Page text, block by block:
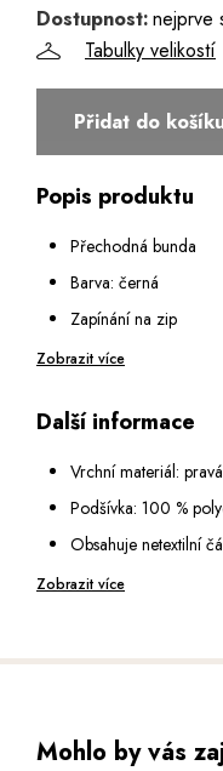
42 - Poslední 3
48
Dostupnost:nejprve
Tabulky velikostí
Přidat do
Popis produktu
Přechodná bunda
Barva: černá
Zapínání na zip
Bez kapes
Bez límce
Ideální místo saka ke
kanceláře
Délka 54 cm (vel. 38)
Výška modelky: 175
Zobrazit více
Další informace
Vrchní materiál:
Podšívka: 100 %
Obsahuje netextilní
Péče: speciální čištění
Zobrazit více
Mohlo by vás